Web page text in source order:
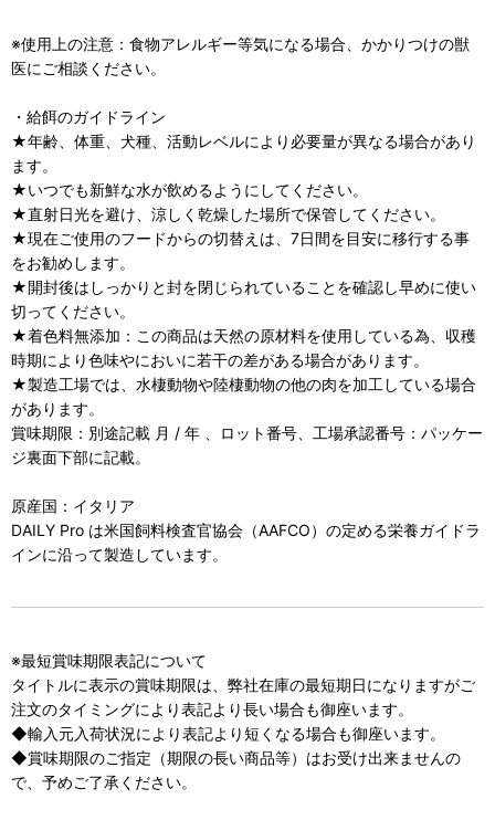
※使用上の注意：食物アレルギー等気になる場合、かかりつけの獣
医にご相談ください。
・給餌のガイドライン
★年齢、体重、犬種、活動レベルにより必要量が異なる場合があり
ます。
★いつでも新鮮な水が飲めるようにしてください。
★直射日光を避け、涼しく乾燥した場所で保管してください。
★現在ご使用のフードからの切替えは、7日間を目安に移行する事
をお勧めします。
★開封後はしっかりと封を閉じられていることを確認し早めに使い
切ってください。
★着色料無添加：この商品は天然の原材料を使用している為、収穫
時期により色味やにおいに若干の差がある場合があります。
★製造工場では、水棲動物や陸棲動物の他の肉を加工している場合
があります。
賞味期限：別途記載 月 / 年 、ロット番号、工場承認番号：パッケー
ジ裏面下部に記載。
原産国：イタリア
DAILY Pro は米国飼料検査官協会（AAFCO）の定める栄養ガイドラ
インに沿って製造しています。
※最短賞味期限表記について
タイトルに表示の賞味期限は、弊社在庫の最短期日になりますがご
注文のタイミングにより表記より長い場合も御座います。
◆輸入元入荷状況により表記より短くなる場合も御座います。
◆賞味期限のご指定（期限の長い商品等）はお受け出来ませんの
で、予めご了承ください。